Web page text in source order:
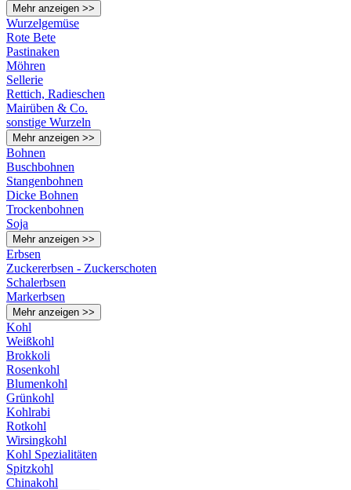
Mehr anzeigen >>
Wurzelgemüse
Rote Bete
Pastinaken
Möhren
Sellerie
Rettich, Radieschen
Mairüben & Co.
sonstige Wurzeln
Mehr anzeigen >>
Bohnen
Buschbohnen
Stangenbohnen
Dicke Bohnen
Trockenbohnen
Soja
Mehr anzeigen >>
Erbsen
Zuckererbsen - Zuckerschoten
Schalerbsen
Markerbsen
Mehr anzeigen >>
Kohl
Weißkohl
Brokkoli
Rosenkohl
Blumenkohl
Grünkohl
Kohlrabi
Rotkohl
Wirsingkohl
Kohl Spezialitäten
Spitzkohl
Chinakohl